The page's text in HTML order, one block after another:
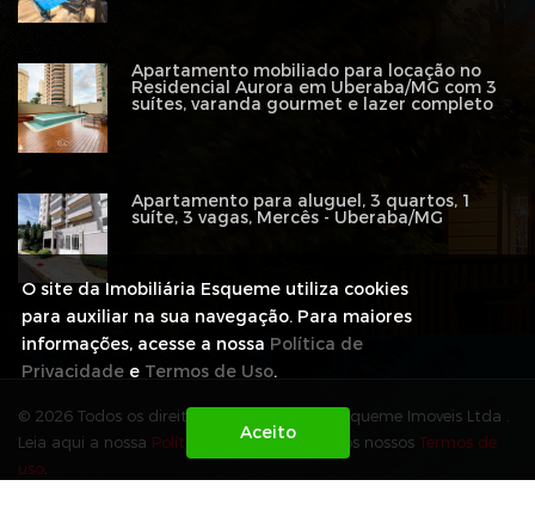
Apartamento mobiliado para locação no
Residencial Aurora em Uberaba/MG com 3
suítes, varanda gourmet e lazer completo
Apartamento para aluguel, 3 quartos, 1
suíte, 3 vagas, Mercês - Uberaba/MG
© 2026 Todos os direitos reservados para Esqueme Imoveis Ltda .
Leia aqui a nossa Política de Privacidade e os nossos Termos de
uso.
O site da Imobiliária Esqueme utiliza cookies
para auxiliar na sua navegação. Para maiores
informações, acesse a nossa Política de
Privacidade e Termos de Uso.